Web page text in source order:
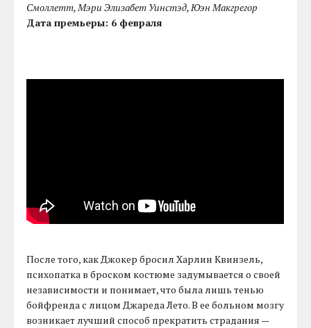
Смоллетт, Мэри Элизабет Уинстэд, Юэн Макгрегор
Дата премьеры: 6 февраля
После того, как Джокер бросил Харлин Квинзель,
психопатка в броском костюме задумывается о своей
независимости и понимает, что была лишь тенью
бойфренда с лицом Джареда Лето. В ее больном мозгу
возникает лучший способ прекратить страдания —